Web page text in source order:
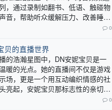
，通过录制如翻书、低语、触碰物
音，帮助听众缓解压力、改善睡眠
0
贝的直播世界
的浩瀚星图中，DN安妮宝贝是一
暖的光点。她的直播间不仅是游戏
场，更是一个用互动编织情感的社
亮起，安妮宝贝那标志性的亲切问
笑声便穿透屏幕，将无数偶然路过
0